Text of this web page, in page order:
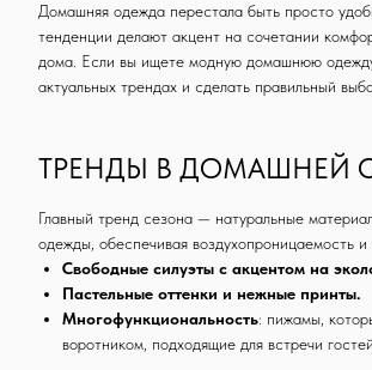
Домашняя одежда перестала быть просто
тенденции делают акцент на сочетании
дома. Если вы ищете модную домашнюю
актуальных трендах и сделать правильный
ТРЕНДЫ В ДОМАШНЕЙ
Главный тренд сезона — натуральные
одежды, обеспечивая воздухопроницаемость
Свободные силуэты с акцентом на
Пастельные оттенки и нежные принты.
Многофункциональность: пижамы,
воротником, подходящие для встречи гостей.